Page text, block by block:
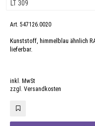
Art. 547126.0020
Kunststoff, himmelblau ähnlich
lieferbar.
inkl. MwSt
zzgl. Versandkosten